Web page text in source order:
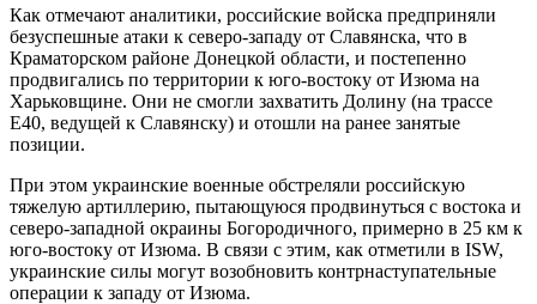
Как отмечают аналитики, российские войска предприняли
безуспешные атаки к северо-западу от Славянска, что в
Краматорском районе Донецкой области, и постепенно
продвигались по территории к юго-востоку от Изюма на
Харьковщине. Они не смогли захватить Долину (на трассе
Е40, ведущей к Славянску) и отошли на ранее занятые
позиции.
При этом украинские военные обстреляли российскую
тяжелую артиллерию, пытающуюся продвинуться с востока и
северо-западной окраины Богородичного, примерно в 25 км к
юго-востоку от Изюма. В связи с этим, как отметили в ISW,
украинские силы могут возобновить контрнаступательные
операции к западу от Изюма.